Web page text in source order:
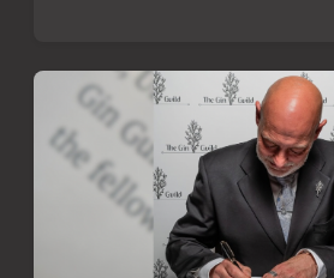
Notre directeur, Ulric Nijs, a rejoint